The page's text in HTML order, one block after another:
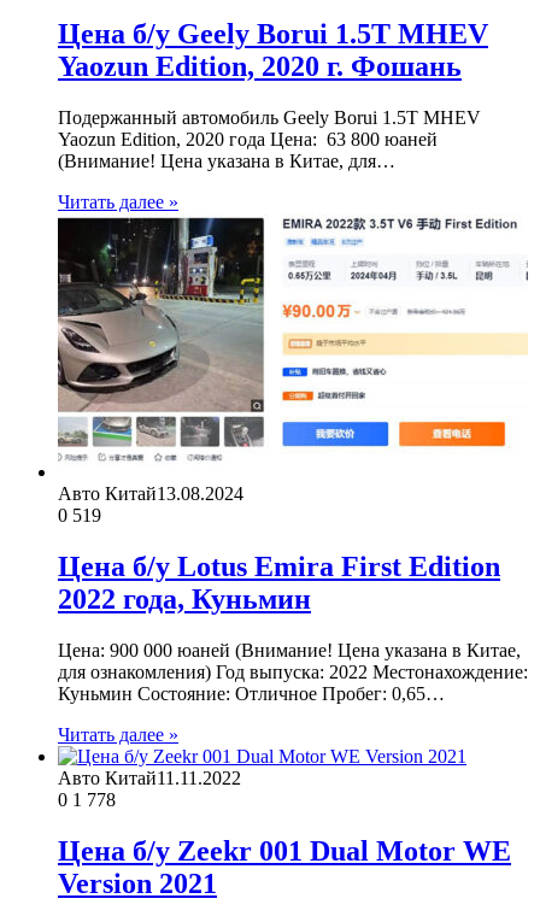
Цена б/у Geely Borui 1.5T MHEV
Yaozun Edition, 2020 г. Фошань
Подержанный автомобиль Geely Borui 1.5T MHEV
Yaozun Edition, 2020 года Цена: 63 800 юаней
(Внимание! Цена указана в Китае, для…
Читать далее »
Авто Китай13.08.2024
0 519
Цена б/у Lotus Emira First Edition
2022 года, Куньмин
Цена: 900 000 юаней (Внимание! Цена указана в Китае,
для ознакомления) Год выпуска: 2022 Местонахождение:
Куньмин Состояние: Отличное Пробег: 0,65…
Читать далее »
Авто Китай11.11.2022
0 1 778
Цена б/у Zeekr 001 Dual Motor WE
Version 2021